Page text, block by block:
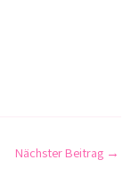
Nächster Beitrag →